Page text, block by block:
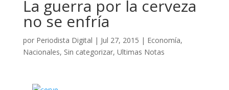
La guerra por la cerveza
no se enfría
por Periodista Digital | Jul 27, 2015 | Economía,
Nacionales, Sin categorizar, Ultimas Notas